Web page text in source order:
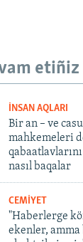
etiñiz
İNSAN AQLARI
Bir an – ve
mahkemeleri
nasıl baqalar
CEMİYET
"Haberlerge
ekenler,